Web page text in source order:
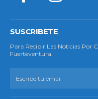
SUSCRIBETE
Para Recibir Las Noticias Por
Fuerteventura.